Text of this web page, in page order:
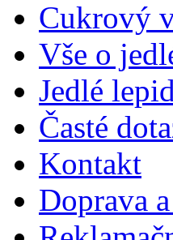
Cukrový
Vše o
Jedlé
Časté
Kontakt
Doprava